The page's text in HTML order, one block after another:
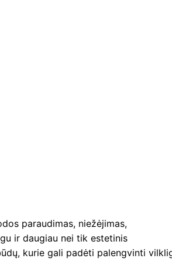
paraudimas, niežėjimas,
ir daugiau nei tik estetinis
kurie gali padėti palengvinti